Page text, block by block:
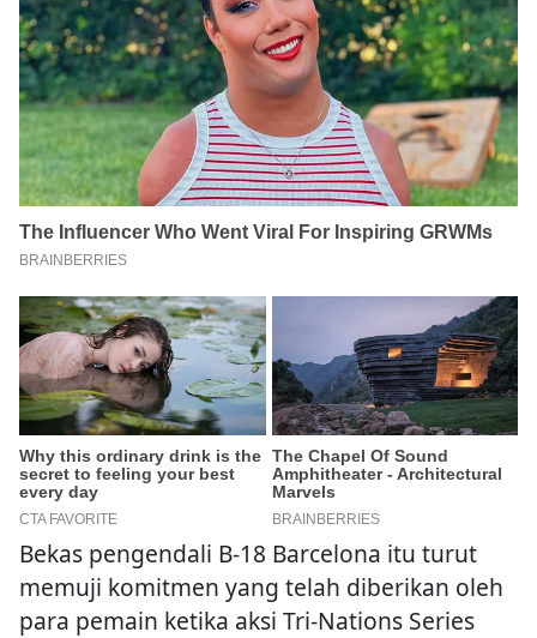
Bekas pengendali B-18 Barcelona itu turut
memuji komitmen yang telah diberikan oleh
para pemain ketika aksi Tri-Nations Series